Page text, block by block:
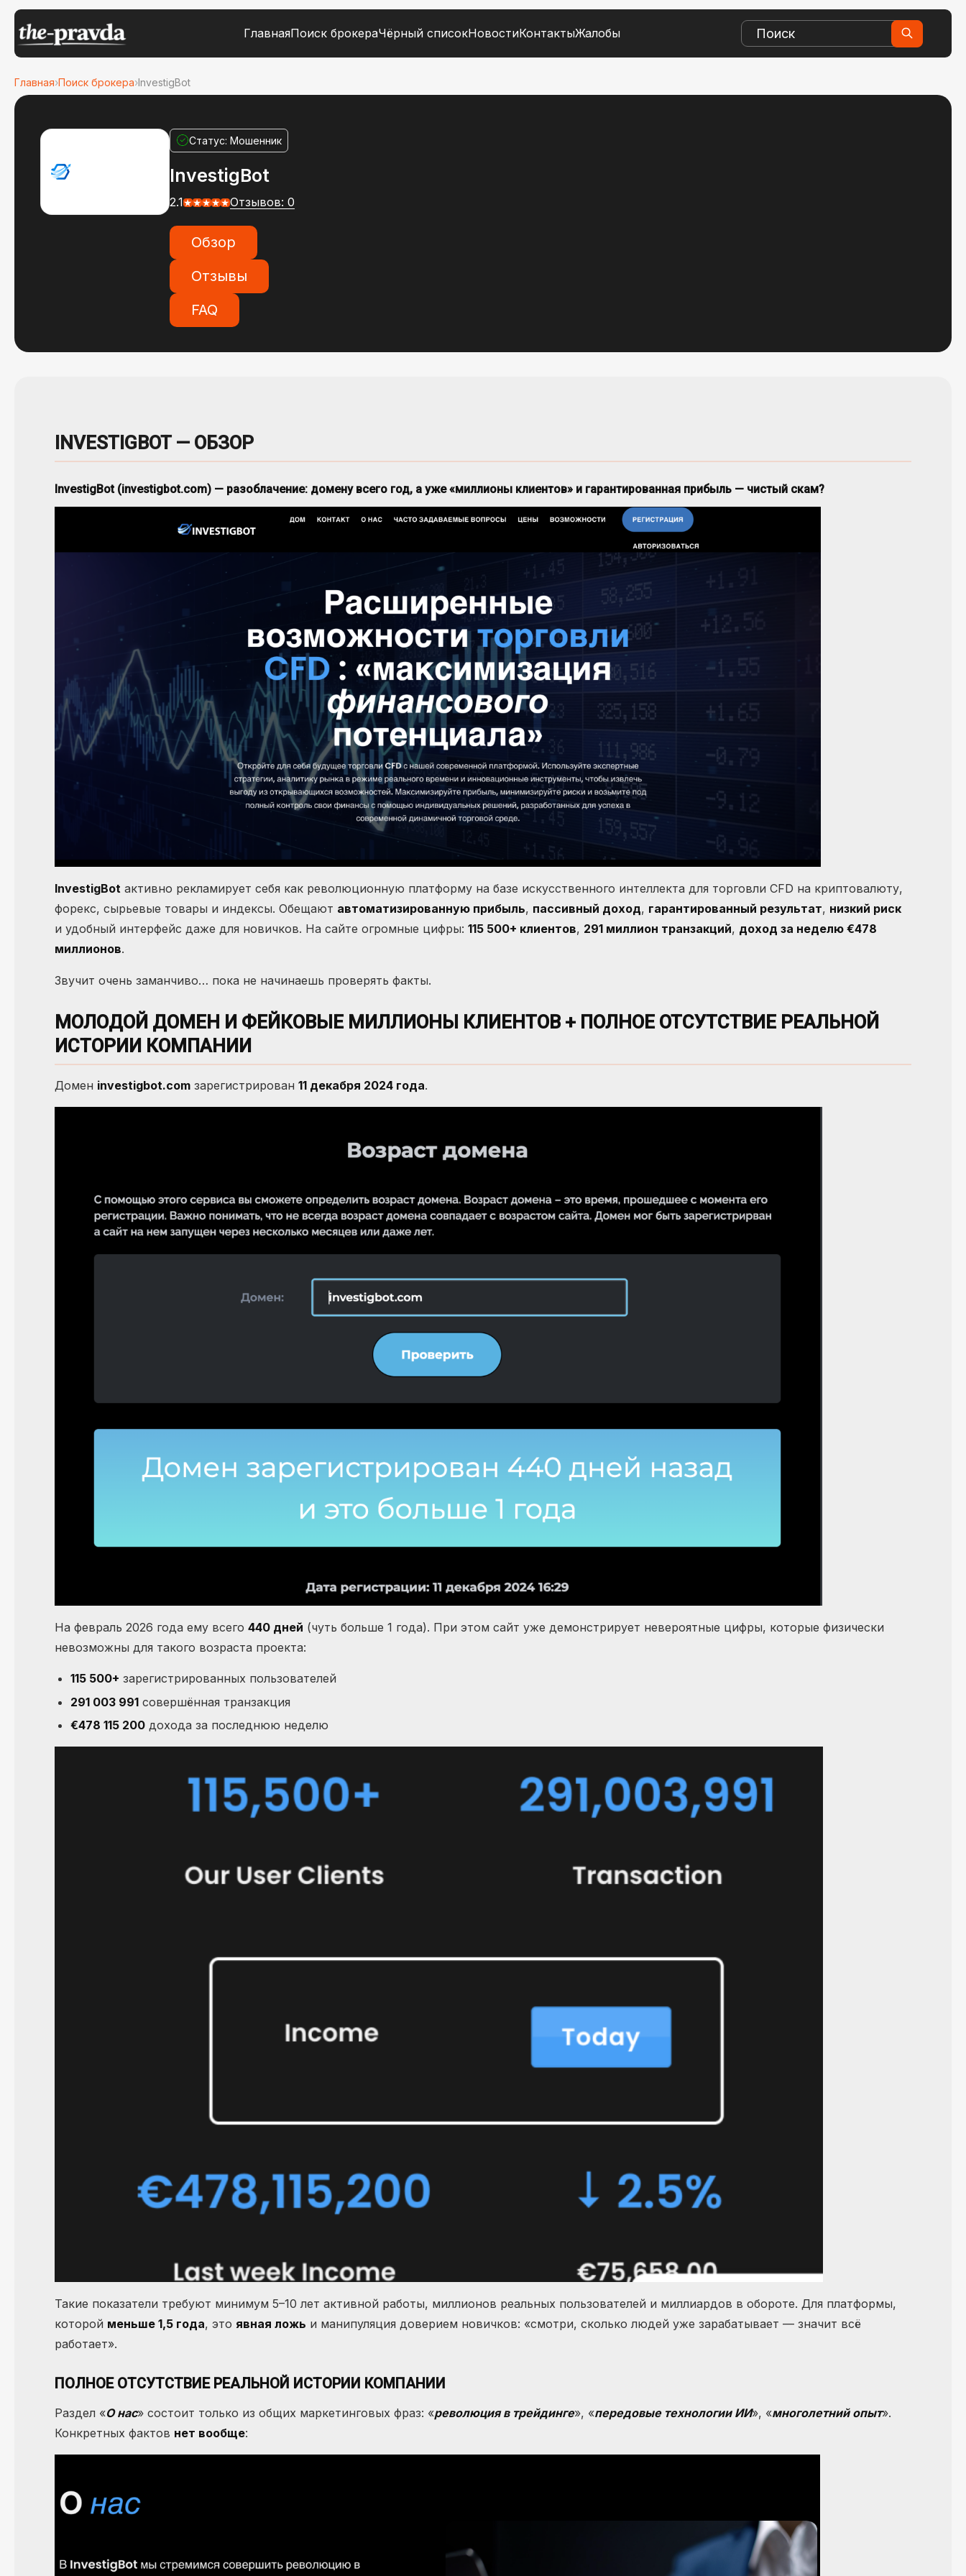
ГлавнаяПоиск брокераЧёрный списокНовостиКонтактыЖалобы
Главная›Поиск брокера›InvestigBot
Статус: Мошенник
InvestigBot
2.1 Отзывов: 0
Обзор
Отзывы
FAQ
INVESTIGBOT — ОБЗОР
InvestigBot (investigbot.com) — разоблачение: домену всего год, а уже «миллионы клиентов» и гарантированная прибыль — чистый скам?
InvestigBot активно рекламирует себя как революционную платформу на базе искусственного интеллекта для торговли CFD на криптовалюту,
форекс, сырьевые товары и индексы. Обещают автоматизированную прибыль, пассивный доход, гарантированный результат, низкий риск
и удобный интерфейс даже для новичков. На сайте огромные цифры: 115 500+ клиентов, 291 миллион транзакций, доход за неделю €478
миллионов.
Звучит очень заманчиво… пока не начинаешь проверять факты.
МОЛОДОЙ ДОМЕН И ФЕЙКОВЫЕ МИЛЛИОНЫ КЛИЕНТОВ + ПОЛНОЕ ОТСУТСТВИЕ РЕАЛЬНОЙ
ИСТОРИИ КОМПАНИИ
Домен investigbot.com зарегистрирован 11 декабря 2024 года.
На февраль 2026 года ему всего 440 дней (чуть больше 1 года). При этом сайт уже демонстрирует невероятные цифры, которые физически
невозможны для такого возраста проекта:
115 500+ зарегистрированных пользователей
291 003 991 совершённая транзакция
€478 115 200 дохода за последнюю неделю
Такие показатели требуют минимум 5–10 лет активной работы, миллионов реальных пользователей и миллиардов в обороте. Для платформы,
которой меньше 1,5 года, это явная ложь и манипуляция доверием новичков: «смотри, сколько людей уже зарабатывает — значит всё
работает».
ПОЛНОЕ ОТСУТСТВИЕ РЕАЛЬНОЙ ИСТОРИИ КОМПАНИИ
Раздел «О нас» состоит только из общих маркетинговых фраз: «революция в трейдинге», «передовые технологии ИИ», «многолетний опыт».
Конкретных фактов нет вообще: